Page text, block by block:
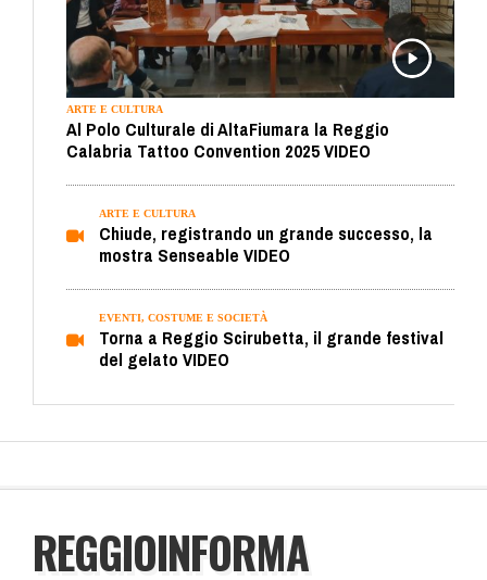
ARTE E CULTURA
Al Polo Culturale di AltaFiumara la Reggio
Calabria Tattoo Convention 2025 VIDEO
ARTE E CULTURA
Chiude, registrando un grande successo, la
mostra Senseable VIDEO
EVENTI, COSTUME E SOCIETÀ
Torna a Reggio Scirubetta, il grande festival
del gelato VIDEO
REGGIOINFORMA